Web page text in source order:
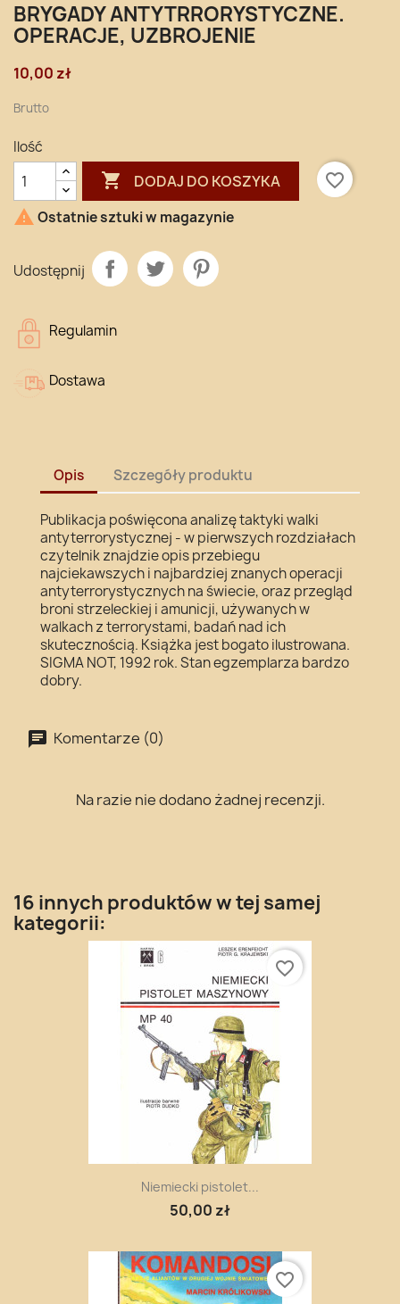
BRYGADY ANTYTRRORYSTYCZNE.
OPERACJE, UZBROJENIE
10,00 zł
Brutto
Ilość
 DODAJ DO KOSZYKA
favorite_border
 Ostatnie sztuki w magazynie
Udostępnij
Regulamin
Dostawa
Opis Szczegóły produktu
Publikacja poświęcona analizę taktyki walki
antyterrorystycznej - w pierwszych rozdziałach
czytelnik znajdzie opis przebiegu
najciekawszych i najbardziej znanych operacji
antyterrorystycznych na świecie, oraz przegląd
broni strzeleckiej i amunicji, używanych w
walkach z terrorystami, badań nad ich
skutecznością. Książka jest bogato ilustrowana.
SIGMA NOT, 1992 rok. Stan egzemplarza bardzo
dobry.
Komentarze (0)
Na razie nie dodano żadnej recenzji.
16 innych produktów w tej samej
kategorii:
Niemiecki pistolet...
50,00 zł
favorite_border
favorite_border